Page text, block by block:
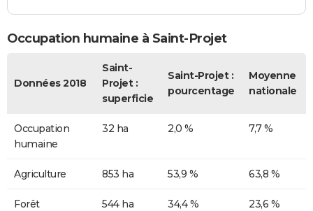
Occupation humaine à Saint-Projet
Données 2018
Saint-
Projet :
superficie
Saint-Projet :
pourcentage
Moyenne
nationale
Occupation
humaine
32 ha 2,0 % 7,7 %
Agriculture 853 ha 53,9 % 63,8 %
Forêt 544 ha 34,4 % 23,6 %